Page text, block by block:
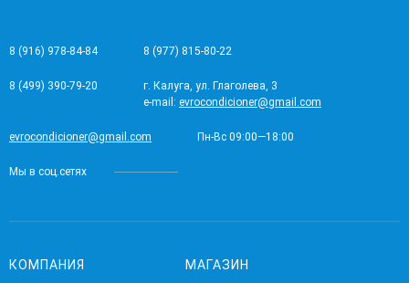
8 (916) 978-84-84 8 (977) 815-80-22
8 (499) 390-79-20
г. Калуга, ул. Глаголева, 3
e-mail: evrocondicioner@gmail.com
evrocondicioner@gmail.com Пн-Вс 09:00—18:00
Мы в соц.сетях
КОМПАНИЯ МАГАЗИН